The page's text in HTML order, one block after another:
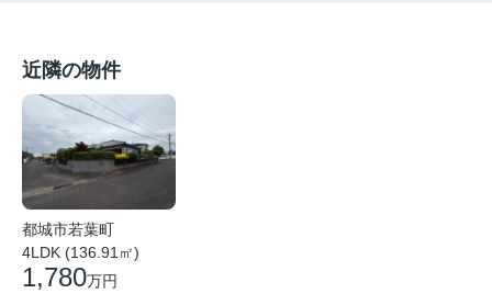
近隣の物件
都城市若葉町
4LDK (136.91㎡)
1,780万円